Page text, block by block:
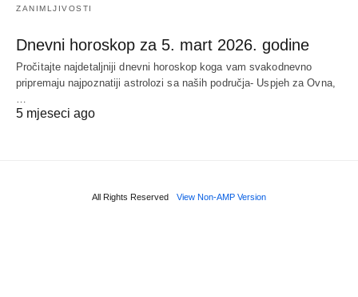
ZANIMLJIVOSTI
Dnevni horoskop za 5. mart 2026. godine
Pročitajte najdetaljniji dnevni horoskop koga vam svakodnevno
pripremaju najpoznatiji astrolozi sa naših područja- Uspjeh za Ovna,
5 mjeseci ago
All Rights Reserved View Non-AMP Version